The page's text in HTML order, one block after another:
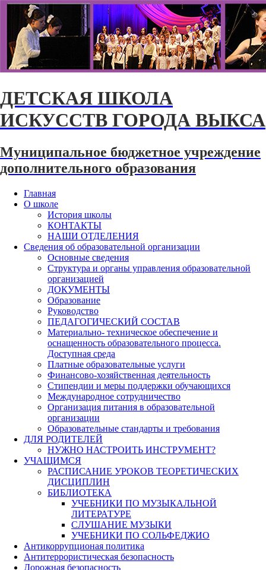
ДЕТСКАЯ ШКОЛА
ИСКУССТВ ГОРОДА ВЫКСА
Муниципальное бюджетное учреждение
дополнительного образования
Главная
О школе
История школы
КОНТАКТЫ
НАШИ ОТДЕЛЕНИЯ
Сведения об образовательной организации
Основные сведения
Структура и органы управления образовательной
организацией
ДОКУМЕНТЫ
Образование
Руководство
ПЕДАГОГИЧЕСКИЙ СОСТАВ
Материально- техническое обеспечение и
оснащенность образовательного процесса.
Доступная среда
Платные образовательные услуги
Финансово-хозяйственная деятельность
Стипендии и меры поддержки обучающихся
Международное сотрудничество
Организация питания в образовательной
организации
Образовательные стандарты и требования
ДЛЯ РОДИТЕЛЕЙ
НУЖНО НАСТРОИТЬ ИНСТРУМЕНТ?
УЧАЩИМСЯ
РАСПИСАНИЕ УРОКОВ ТЕОРЕТИЧЕСКИХ
ДИСЦИПЛИН
БИБЛИОТЕКА
УЧЕБНИКИ ПО МУЗЫКАЛЬНОЙ
ЛИТЕРАТУРЕ
СЛУШАНИЕ МУЗЫКИ
УЧЕБНИКИ ПО СОЛЬФЕДЖИО
Антикоррупционая политика
Антитеррористическая безопасность
Дорожная безопасность